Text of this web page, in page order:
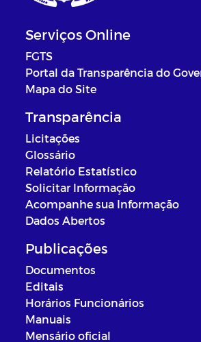
Serviços Online
FGTS
Portal da Transparência do
Mapa do Site
Transparência
Licitações
Glossário
Relatório Estatístico
Solicitar Informação
Acompanhe sua Informação
Dados Abertos
Publicações
Documentos
Editais
Horários Funcionários
Manuais
Mensário oficial